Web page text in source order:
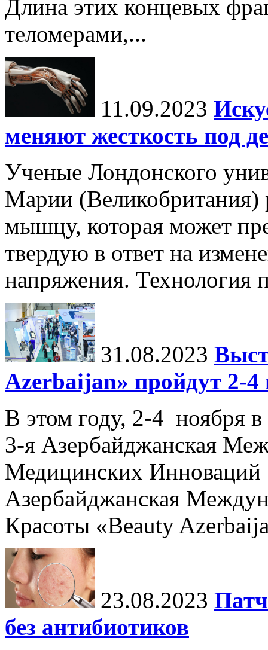
Длина этих концевых
теломерами,...
11.09.2023
меняют жесткость под
Ученые Лондонского
Марии (Великобритания)
мышцу, которая может
твердую в ответ на
напряжения. Технология
31.08.2023
Azerbaijan» пройдут 2-4
В этом году, 2-4 ноября
3-я Азербайджанская
Медицинских Инноваций
Азербайджанская
Красоты «Beauty
23.08.2023
без антибиотиков